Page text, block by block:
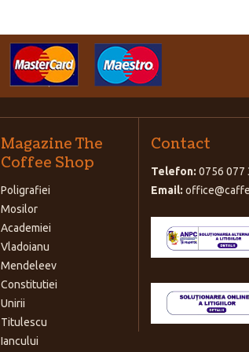
Magazine The
Coffee Shop
Poligrafiei
Mosilor
Academiei
Vladoianu
Mendeleev
Constitutiei
Unirii
Titulescu
Iancului
Contact
Telefon: 0756 077
Email: